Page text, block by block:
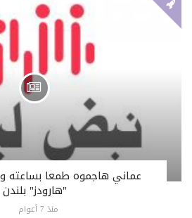
عماني هاجموه طمعا بساعته
"هارودز" بلندن
منذ 7 أعوام